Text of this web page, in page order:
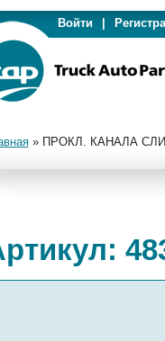
Войти
» ПРОКЛ. КАНАЛА